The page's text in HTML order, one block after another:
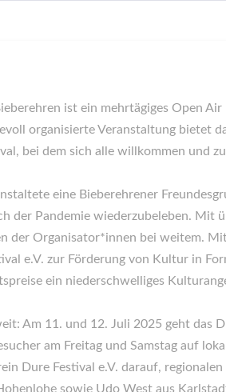
ist ein mehrtägiges Open
organisierte Veranstaltung bietet
bei dem sich alle willkommen und
eine Bieberehrener
der Pandemie wiederzubeleben. Mit
der Organisator*innen bei weitem.
e.V. zur Förderung von Kultur in
ein niederschwelliges
Am 11. und 12. Juli 2025 geht das
am Freitag und Samstag auf
Dure Festival e.V. darauf,
sowie Udo West aus